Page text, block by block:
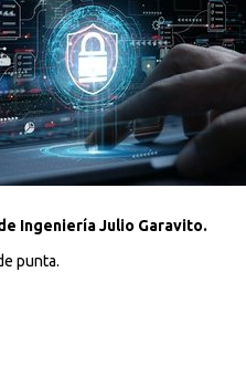
Ingeniería Julio Garavito.
punta.